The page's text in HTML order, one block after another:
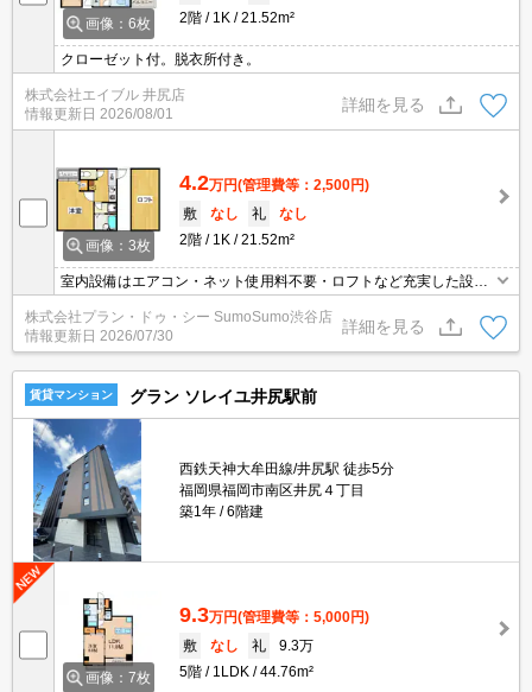
画像：6枚
2階
1K 21.52m²
クローゼット付。脱衣所付き。
株式会社エイブル 井尻店
情報更新日 2026/08/01
詳細を見る
画像：3枚
4.2万円(管理費等：2,500円)
敷
なし 礼
なし
2階
1K 21.52m²
室内設備はエアコン・ネット使用料不要・ロフトなど充実した設備
納はクロゼット・シューズボックスなどが備え付けられているの
で、衣類や日用品の収納に重宝します。利便性の高い徒歩7分の物
件です。お引っ越しの時期はご相談していただければ対応いたしま
株式会社プラン・ドゥ・シー SumoSumo渋谷店
情報更新日 2026/07/30
詳細を見る
賃貸マンション グラン ソレイユ井尻駅前
西鉄天神大牟田線/井尻駅 徒歩5分
福岡県福岡市南区井尻４丁目
築1年
6階建
画像：7枚
9.3万円(管理費等：5,000円)
敷
なし 礼
9.3万
5階
1LDK 44.76m²